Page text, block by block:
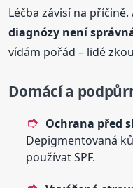
Léčba závisí na
diagnózy není
vídám pořád – lidé
Domácí a
Ochrana před
Depigmentovaná
používat SPF.